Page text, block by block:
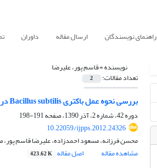
راهنمای نویسندگان ارسال مقاله داوران
نویسنده =قاسم پور، علیرضا
تعداد مقالات: 2
بررسی نحوه عمل باکتری Bacillus subtilis در کاهش آفلاتوکسین Aspergillus flavus
دوره 42، شماره 2، آذر 1390، صفحه
191-198
10.22059/ijpps.2012.24326
محسن فرزانه، مسعود احمدزاده، علیرضا قاسم پور،
مشاهده مقاله
اصل مقاله 423.62 K